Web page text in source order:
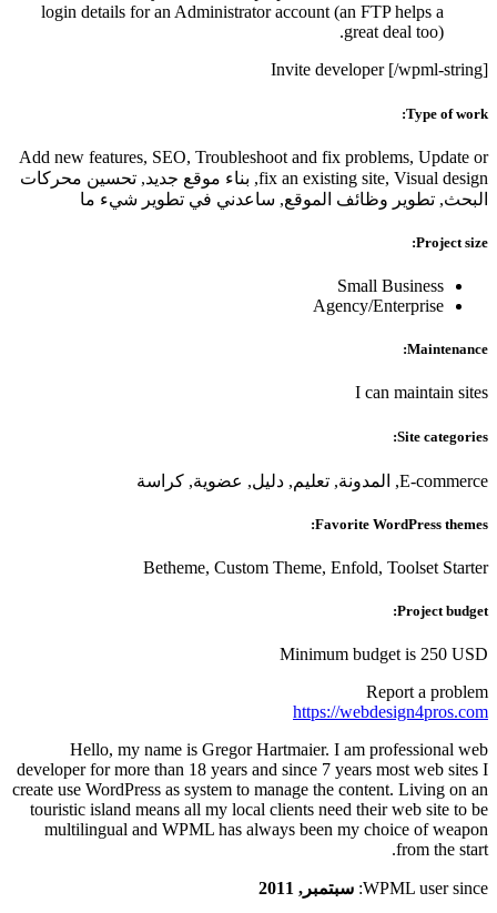
login details for an Administrator account (an FTP helps a
great deal too).
Invite developer [/wpml-string]
Type of work:
Add new features, SEO, Troubleshoot and fix problems, Update or
fix an existing site, Visual design, بناء موقع جديد, تحسين محركات
البحث, تطوير وظائف الموقع, ساعدني في تطوير شيء ما
Project size:
Small Business
Agency/Enterprise
Maintenance:
I can maintain sites
Site categories:
E-commerce, المدونة, تعليم, دليل, عضوية, كراسة
Favorite WordPress themes:
Betheme, Custom Theme, Enfold, Toolset Starter
Project budget:
Minimum budget is 250 USD
Report a problem
https://webdesign4pros.com
Hello, my name is Gregor Hartmaier. I am professional web
developer for more than 18 years and since 7 years most web sites I
create use WordPress as system to manage the content. Living on an
touristic island means all my local clients need their web site to be
multilingual and WPML has always been my choice of weapon
from the start.
WPML user since: سبتمبر, 2011